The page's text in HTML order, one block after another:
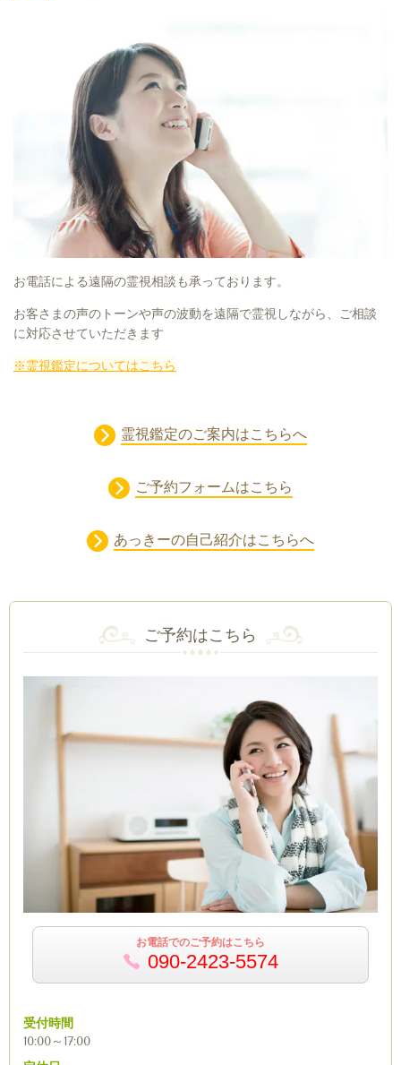
お電話による遠隔の霊視相談も承っております。
お客さまの声のトーンや声の波動を遠隔で霊視しながら、ご相談
に対応させていただきます
※霊視鑑定についてはこちら
霊視鑑定のご案内はこちらへ
ご予約フォームはこちら
あっきーの自己紹介はこちらへ
ご予約はこちら
お電話でのご予約はこちら
090-2423-5574
受付時間
10:00～17:00